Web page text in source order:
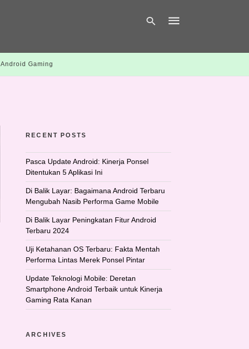
Android Gaming
RECENT POSTS
Pasca Update Android: Kinerja Ponsel
Ditentukan 5 Aplikasi Ini
Di Balik Layar: Bagaimana Android Terbaru
Mengubah Nasib Performa Game Mobile
Di Balik Layar Peningkatan Fitur Android
Terbaru 2024
Uji Ketahanan OS Terbaru: Fakta Mentah
Performa Lintas Merek Ponsel Pintar
Update Teknologi Mobile: Deretan
Smartphone Android Terbaik untuk Kinerja
Gaming Rata Kanan
ARCHIVES